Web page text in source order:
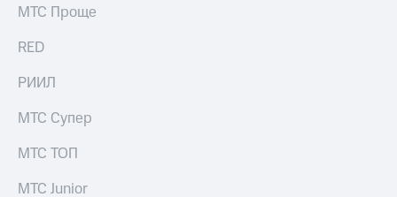
МТС Проще
RED
РИИЛ
МТС Супер
МТС ТОП
МТС Junior